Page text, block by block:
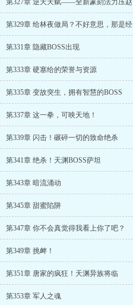
第327章 逆天天赋——全新篆刻法力压赵
第329章 给林夜做局？不好意思，那是经
第331章 隐藏BOSS出现
第333章 硬塞给的荣誉与资源
第335章 变故突生，拥有智慧的BOSS
第337章 这一拳，可映天地！
第339章 闪击！碾碎一切的致命绝杀
第341章 绝杀！天渊BOSS萨坦
第343章 暗流涌动
第345章 甜蜜陷阱
第347章 你不会真觉得我看上你了吧？
第349章 挑衅！
第351章 唐家的疯狂！天渊异族将临
第353章 军人之魂